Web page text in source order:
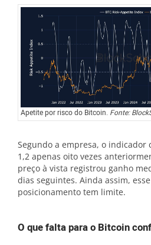
Apetite por risco do Bitcoin. Fonte:
Segundo a empresa, o indicador
1,2 apenas oito vezes
preço à vista registrou ganho
dias seguintes. Ainda assim,
posicionamento tem limite.
O que falta para o Bitcoin